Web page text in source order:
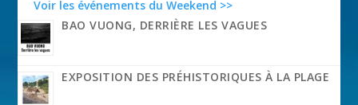
Voir les événements du Weekend >>
BAO VUONG, DERRIÈRE LES VAGUES
EXPOSITION DES PRÉHISTORIQUES À LA PLAGE